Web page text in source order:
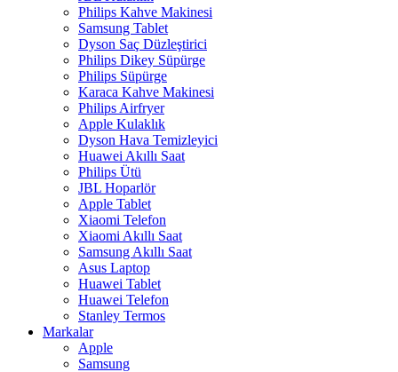
Philips Kahve Makinesi
Samsung Tablet
Dyson Saç Düzleştirici
Philips Dikey Süpürge
Philips Süpürge
Karaca Kahve Makinesi
Philips Airfryer
Apple Kulaklık
Dyson Hava Temizleyici
Huawei Akıllı Saat
Philips Ütü
JBL Hoparlör
Apple Tablet
Xiaomi Telefon
Xiaomi Akıllı Saat
Samsung Akıllı Saat
Asus Laptop
Huawei Tablet
Huawei Telefon
Stanley Termos
Markalar
Apple
Samsung